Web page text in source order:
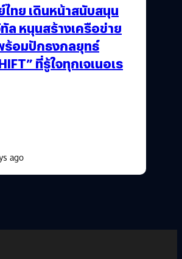
ทย เดินหน้าสนับสนุน
ล หนุนสร้างเครือข่าย
ร้อมปักธงกลยุทธ์
ที่รู้ใจทุกเจเนอเร
ago